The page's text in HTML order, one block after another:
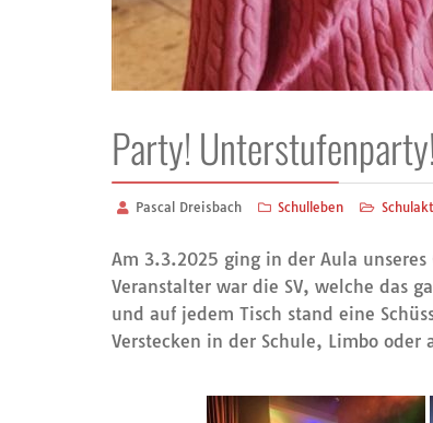
Party! Unterstufenparty!
Pascal Dreisbach Schulleben
Am 3.3.2025 ging in der Aula
Veranstalter war die SV, welche das
und auf jedem Tisch stand eine
Verstecken in der Schule, Limbo